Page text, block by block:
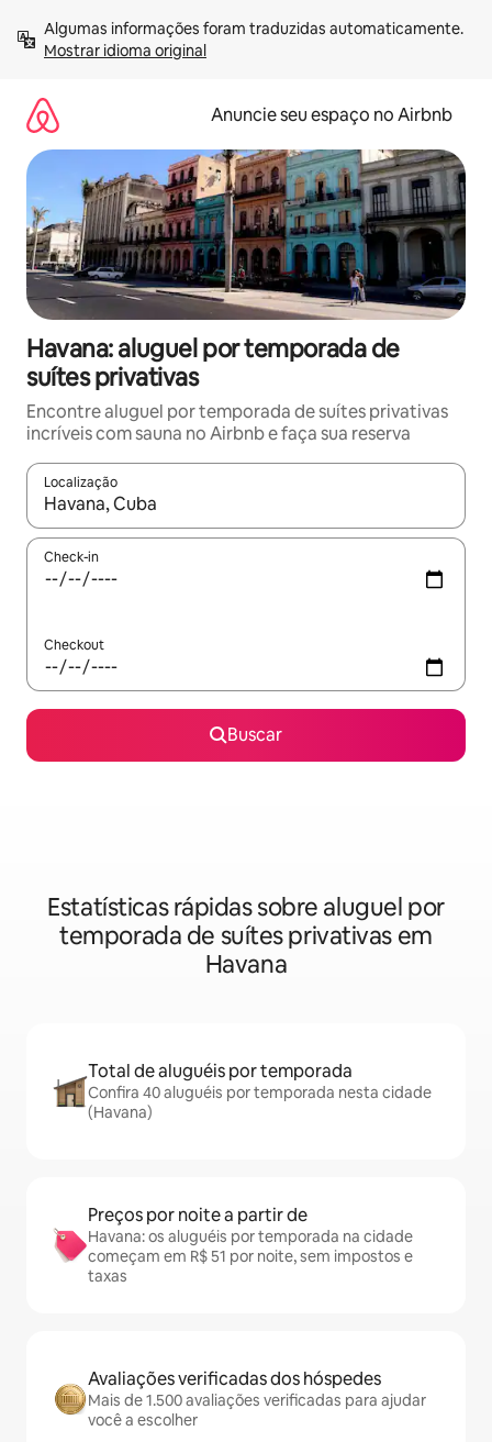
para
Mostrar idioma original
Anuncie seu espaço no Airbnb
Havana: aluguel por temporada de
suítes privativas
Encontre aluguel por temporada de suítes privativas
incríveis com sauna no Airbnb e faça sua reserva
Localização
Quando os resultados estiverem disponíveis, explore-os
Check-in
Checkout
Buscar
Estatísticas rápidas sobre aluguel por
temporada de suítes privativas em
Havana
Total de aluguéis por temporada
Confira 40 aluguéis por temporada nesta cidade
(Havana)
Preços por noite a partir de
Havana: os aluguéis por temporada na cidade
começam em R$ 51 por noite, sem impostos e
taxas
Avaliações verificadas dos hóspedes
Mais de 1.500 avaliações verificadas para ajudar
você a escolher